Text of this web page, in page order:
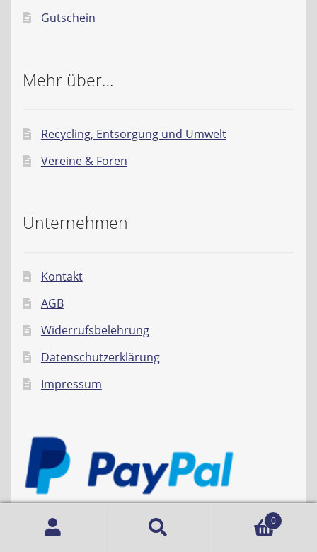
Gutschein
Mehr über…
Recycling, Entsorgung und Umwelt
Vereine & Foren
Unternehmen
Kontakt
AGB
Widerrufsbelehrung
Datenschutzerklärung
Impressum
0